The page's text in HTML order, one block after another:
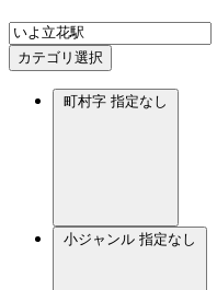
カテゴリ選択
町村字 指定なし
小ジャンル 指定なし